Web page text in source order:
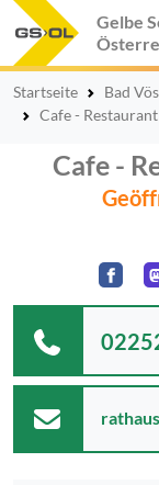
Gelbe
Startseite Bad
Cafe -
Cafe -